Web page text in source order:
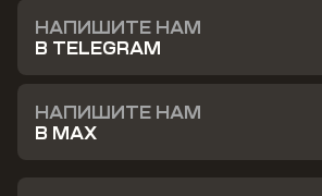
НАПИШИТЕ НАМ
В TELEGRAM
НАПИШИТЕ НАМ
В MAX